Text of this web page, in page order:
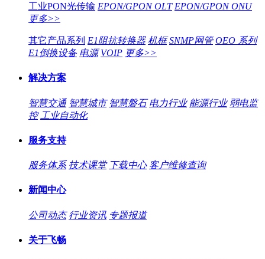
工业PON光传输 EPON/GPON OLT EPON/GPON ONU
更多>>
其它产品系列 E1阻抗转换器 机框 SNMP网管 OEO 系列
E1倒换设备 电源 VOIP 更多>>
解决方案
智慧交通 智慧城市 智慧磐石 电力行业 能源行业 弱电监
控 工业自动化
服务支持
服务体系 技术课堂 下载中心 客户维修查询
新闻中心
公司动态 行业资讯 专题报道
关于飞畅